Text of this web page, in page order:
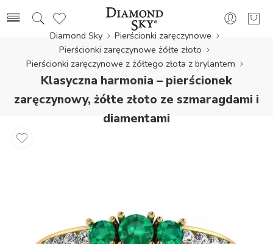
Diamond Sky
Pierścionki zaręczynowe
Pierścionki zaręczynowe żółte złoto
Pierścionki zaręczynowe z żółtego złota z brylantem
Klasyczna harmonia – pierścionek
zaręczynowy, żółte złoto ze szmaragdami i
diamentami